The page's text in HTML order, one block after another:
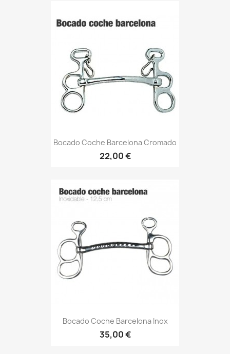
Bocado Coche Barcelona Cromado
22,00 €
Bocado Coche Barcelona Inox
35,00 €